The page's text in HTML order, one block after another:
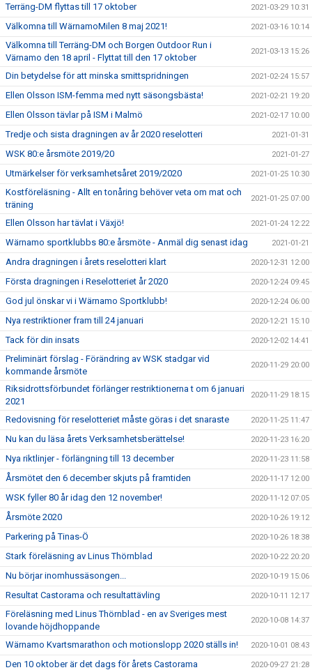
Terräng-DM flyttas till 17 oktober 2021-03-29 10:31
Välkomna till WärnamoMilen 8 maj 2021! 2021-03-16 10:14
Välkomna till Terräng-DM och Borgen Outdoor Run i
Värnamo den 18 april - Flyttat till den 17 oktober
2021-03-13 15:26
Din betydelse för att minska smittspridningen 2021-02-24 15:57
Ellen Olsson ISM-femma med nytt säsongsbästa! 2021-02-21 19:20
Ellen Olsson tävlar på ISM i Malmö 2021-02-17 10:00
Tredje och sista dragningen av år 2020 reselotteri 2021-01-31
WSK 80:e årsmöte 2019/20 2021-01-27
Utmärkelser för verksamhetsåret 2019/2020 2021-01-25 10:30
Kostföreläsning - Allt en tonåring behöver veta om mat och
träning
2021-01-25 07:00
Ellen Olsson har tävlat i Växjö! 2021-01-24 12:22
Wärnamo sportklubbs 80:e årsmöte - Anmäl dig senast idag 2021-01-21
Andra dragningen i årets reselotteri klart 2020-12-31 12:00
Första dragningen i Reselotteriet år 2020 2020-12-24 09:45
God jul önskar vi i Wärnamo Sportklubb! 2020-12-24 06:00
Nya restriktioner fram till 24 januari 2020-12-21 15:10
Tack för din insats 2020-12-02 14:41
Preliminärt förslag - Förändring av WSK stadgar vid
kommande årsmöte
2020-11-29 20:00
Riksidrottsförbundet förlänger restriktionerna t om 6 januari
2021
2020-11-29 18:15
Redovisning för reselotteriet måste göras i det snaraste 2020-11-25 11:47
Nu kan du läsa årets Verksamhetsberättelse! 2020-11-23 16:20
Nya riktlinjer - förlängning till 13 december 2020-11-23 11:58
Årsmötet den 6 december skjuts på framtiden 2020-11-17 12:00
WSK fyller 80 år idag den 12 november! 2020-11-12 07:05
Årsmöte 2020 2020-10-26 19:12
Parkering på Tinas-Ö 2020-10-26 18:38
Stark föreläsning av Linus Thörnblad 2020-10-22 20:20
Nu börjar inomhussäsongen... 2020-10-19 15:06
Resultat Castorama och resultattävling 2020-10-11 12:17
Föreläsning med Linus Thörnblad - en av Sveriges mest
lovande höjdhoppande
2020-10-08 14:37
Wärnamo Kvartsmarathon och motionslopp 2020 ställs in! 2020-10-01 08:43
Den 10 oktober är det dags för årets Castorama 2020-09-27 21:28